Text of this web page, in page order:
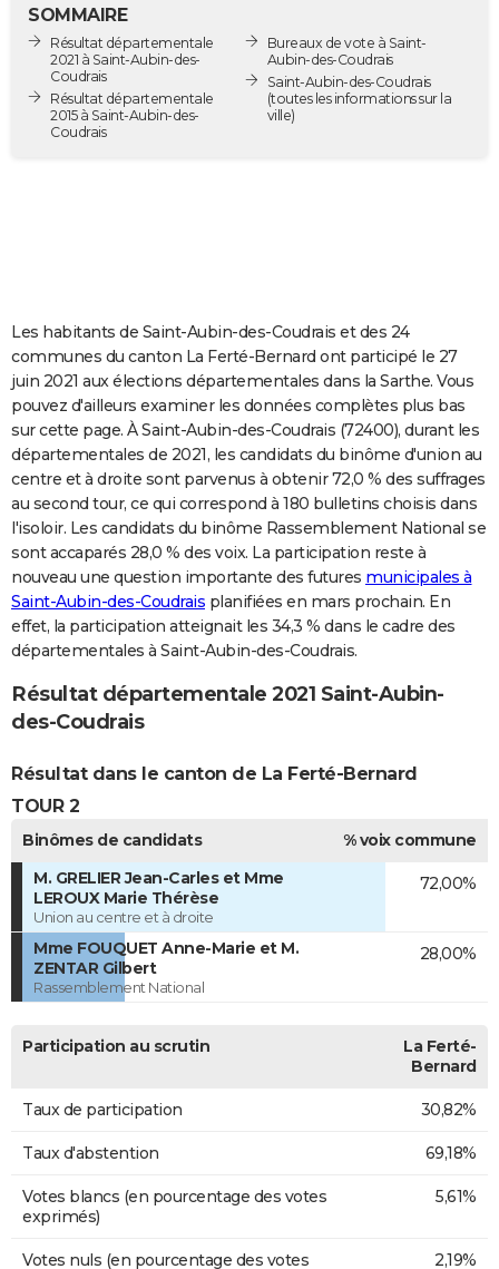
Destinations
City break
Voyage nature
Voyage de noces
Forum
Climat
GUIDES D'ACHAT
BONS PLANS
S'inscrire
Se connecter
Lycées
Collèges
Primaires
Universités
Entreprises
Service militaire
Avis de recherche
AVIS DE DÉCÈS
FORUM
Bricolage
Lifestyle
Culture
Sport
Auto
Television
Voyage
Cinema
SOMMAIRE
Résultat départementale
2021 à Saint-Aubin-des-
Coudrais
Résultat départementale
2015 à Saint-Aubin-des-
Coudrais
Bureaux de vote à Saint-
Aubin-des-Coudrais
Saint-Aubin-des-Coudrais
(toutes les informations sur la
ville)
Les habitants de Saint-Aubin-des-Coudrais et des 24
communes du canton La Ferté-Bernard ont participé le 27
juin 2021 aux élections départementales dans la Sarthe. Vous
pouvez d'ailleurs examiner les données complètes plus bas
sur cette page. À Saint-Aubin-des-Coudrais (72400), durant les
départementales de 2021, les candidats du binôme d'union au
centre et à droite sont parvenus à obtenir 72,0 % des suffrages
au second tour, ce qui correspond à 180 bulletins choisis dans
l'isoloir. Les candidats du binôme Rassemblement National se
sont accaparés 28,0 % des voix. La participation reste à
nouveau une question importante des futures municipales à
Saint-Aubin-des-Coudrais planifiées en mars prochain. En
effet, la participation atteignait les 34,3 % dans le cadre des
départementales à Saint-Aubin-des-Coudrais.
Résultat départementale 2021 Saint-Aubin-
des-Coudrais
Résultat dans le canton de La Ferté-Bernard
TOUR 2
Binômes de candidats
% voix commune
M. GRELIER Jean-Carles et Mme
LEROUX Marie Thérèse
Union au centre et à droite
72,00%
Mme FOUQUET Anne-Marie et M.
ZENTAR Gilbert
Rassemblement National
28,00%
Participation au scrutin
La Ferté-
Bernard
Taux de participation 30,82%
Taux d'abstention 69,18%
Votes blancs (en pourcentage des votes
exprimés)
5,61%
Votes nuls (en pourcentage des votes
2,19%